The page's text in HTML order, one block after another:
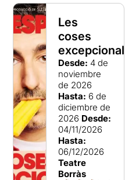
Les
coses
excepcionals
Desde: 4 de
noviembre
de 2026
Hasta: 6 de
diciembre de
2026 Desde:
04/11/2026
Hasta:
06/12/2026
Teatre
Borràs